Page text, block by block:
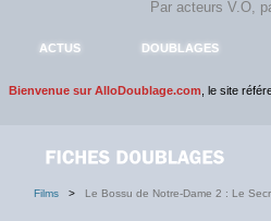
ACTUS DOUBLAGES
Bienvenue sur AlloDoublage.com , le site
Films > Le Bossu de Notre-Dame 2 : Le